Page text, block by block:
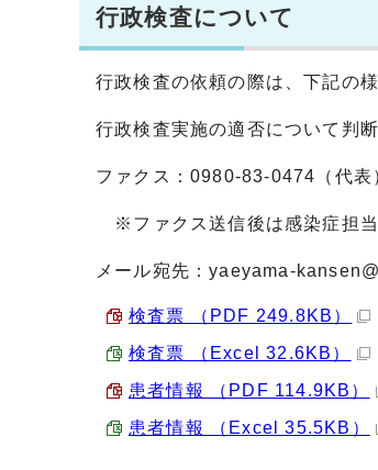
行政検査について
行政検査の依頼の際は、下記の
行政検査実施の適否について判
ファクス：0980-83-0474（代表
※ファクス送信後は感染症担
メール宛先：yaeyama-
検査票 （PDF 249.8KB）
検査票 （Excel 32.6KB）
患者情報 （PDF 114.9KB）
患者情報 （Excel 35.5KB）